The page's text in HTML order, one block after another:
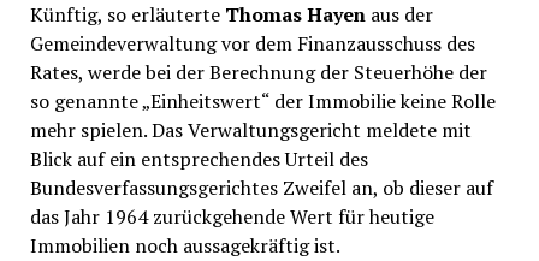
Künftig, so erläuterte Thomas Hayenaus der
Gemeindeverwaltung vor dem Finanzausschuss des
Rates, werde bei der Berechnung der Steuerhöhe der
so genannte „Einheitswert“ der Immobilie keine Rolle
mehr spielen. Das Verwaltungsgericht meldete mit
Blick auf ein entsprechendes Urteil des
Bundesverfassungsgerichtes Zweifel an, ob dieser auf
das Jahr 1964 zurückgehende Wert für heutige
Immobilien noch aussagekräftig ist.